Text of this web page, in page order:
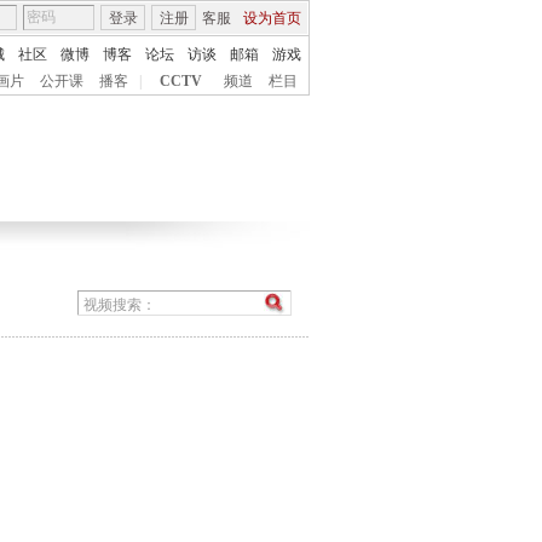
客服 设为首页
登录 注册
社区 微博 博客 论坛 访谈 邮箱
游戏
片 公开课 播客 CCTV 频道 栏目